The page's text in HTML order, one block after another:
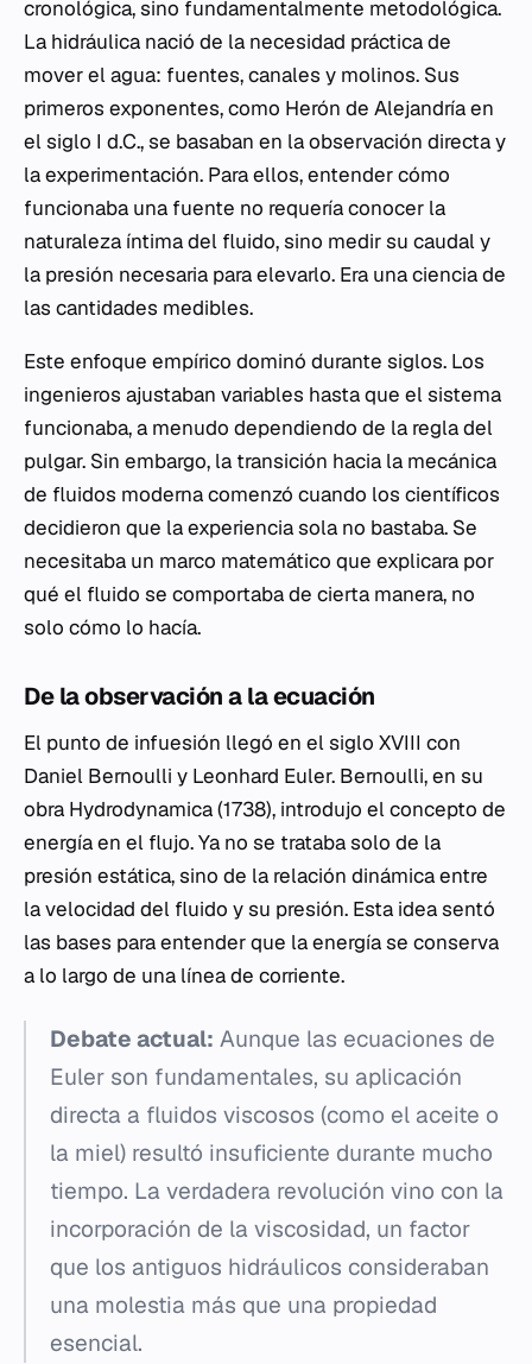
cronológica, sino fundamentalmente metodológica.
La hidráulica nació de la necesidad práctica de
mover el agua: fuentes, canales y molinos. Sus
primeros exponentes, como Herón de Alejandría en
el siglo I d.C., se basaban en la observación directa y
la experimentación. Para ellos, entender cómo
funcionaba una fuente no requería conocer la
naturaleza íntima del fluido, sino medir su caudal y
la presión necesaria para elevarlo. Era una ciencia de
las cantidades medibles.
Este enfoque empírico dominó durante siglos. Los
ingenieros ajustaban variables hasta que el sistema
funcionaba, a menudo dependiendo de la regla del
pulgar. Sin embargo, la transición hacia la mecánica
de fluidos moderna comenzó cuando los científicos
decidieron que la experiencia sola no bastaba. Se
necesitaba un marco matemático que explicara por
qué el fluido se comportaba de cierta manera, no
solo cómo lo hacía.
De la observación a la ecuación
El punto de infuesión llegó en el siglo XVIII con
Daniel Bernoulli y Leonhard Euler. Bernoulli, en su
obra Hydrodynamica(1738), introdujo el concepto de
energía en el flujo. Ya no se trataba solo de la
presión estática, sino de la relación dinámica entre
la velocidad del fluido y su presión. Esta idea sentó
las bases para entender que la energía se conserva
a lo largo de una línea de corriente.
Debate actual: Aunque las ecuaciones de
Euler son fundamentales, su aplicación
directa a fluidos viscosos (como el aceite o
la miel) resultó insuficiente durante mucho
tiempo. La verdadera revolución vino con la
incorporación de la viscosidad, un factor
que los antiguos hidráulicos consideraban
una molestia más que una propiedad
esencial.